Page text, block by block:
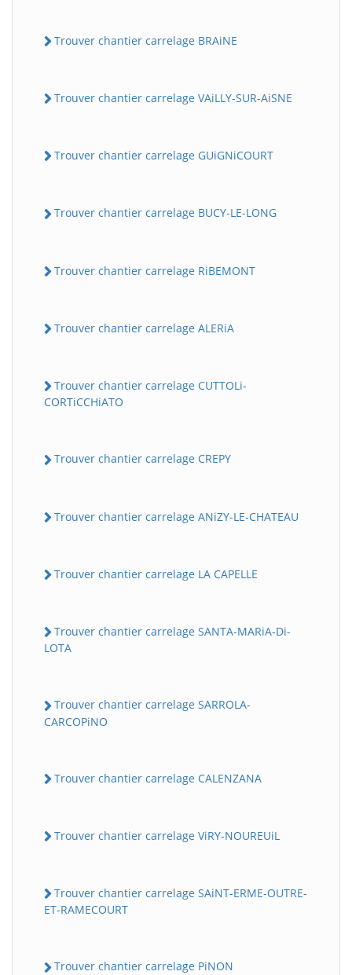
Trouver chantier carrelage BRAiNE
Trouver chantier carrelage VAiLLY-SUR-AiSNE
Trouver chantier carrelage GUiGNiCOURT
Trouver chantier carrelage BUCY-LE-LONG
Trouver chantier carrelage RiBEMONT
Trouver chantier carrelage ALERiA
Trouver chantier carrelage CUTTOLi-
CORTiCCHiATO
Trouver chantier carrelage CREPY
Trouver chantier carrelage ANiZY-LE-CHATEAU
Trouver chantier carrelage LA CAPELLE
Trouver chantier carrelage SANTA-MARiA-Di-
LOTA
Trouver chantier carrelage SARROLA-
CARCOPiNO
Trouver chantier carrelage CALENZANA
Trouver chantier carrelage ViRY-NOUREUiL
Trouver chantier carrelage SAiNT-ERME-OUTRE-
ET-RAMECOURT
Trouver chantier carrelage PiNON